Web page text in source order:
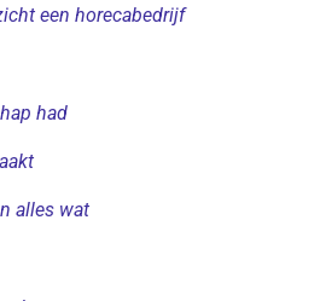
een horecabedrijf
had
alles wat